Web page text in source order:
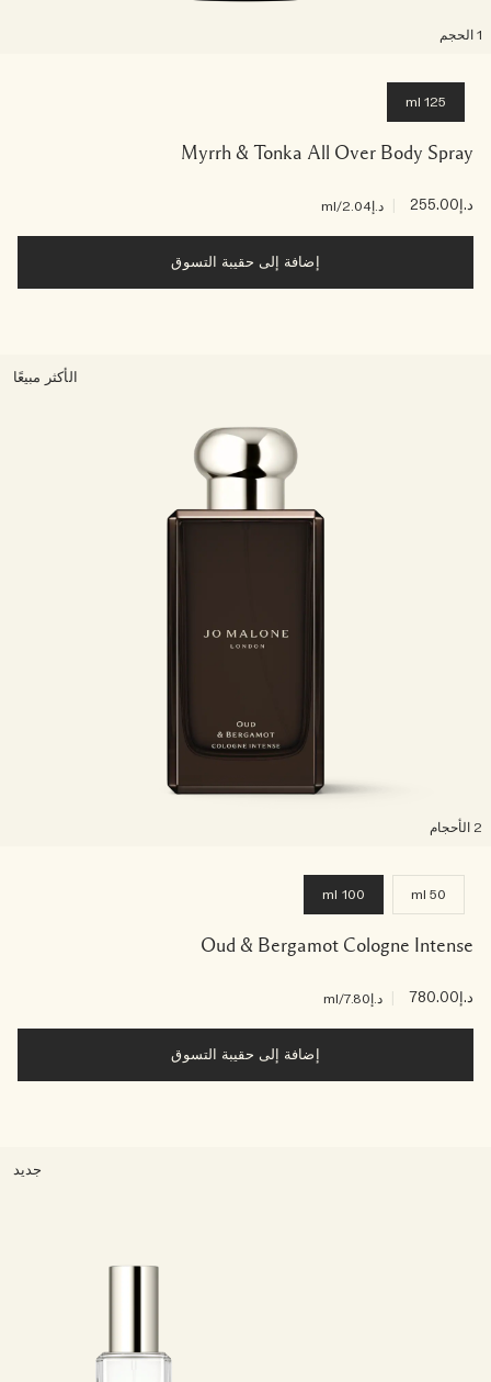
125 ml
Myrrh & Tonka All Over Body Spray
د.إ255.00 د.إ2.04 /ml
إضافة إلى حقيبة التسوق
الأكثر مبيعًا
50 ml
100 ml
Oud & Bergamot Cologne Intense
د.إ780.00 د.إ7.80 /ml
إضافة إلى حقيبة التسوق
جديد